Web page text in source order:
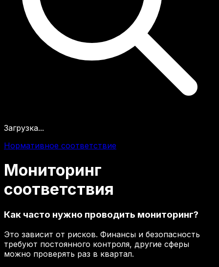
Загрузка...
Нормативное соответствие
Мониторинг
соответствия
Как часто нужно проводить мониторинг?
Это зависит от рисков. Финансы и безопасность
требуют постоянного контроля, другие сферы
можно проверять раз в квартал.